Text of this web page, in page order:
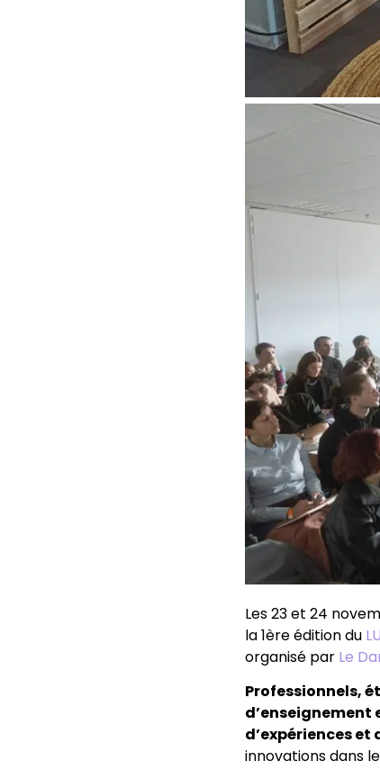
Les 23 et 24
la 1ère édition du
organisé par Le
Professionnels,
d’expériences
innovations dans